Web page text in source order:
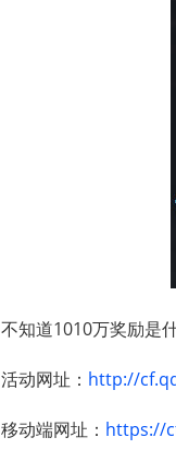
不知道1010万奖励是
活动网址： http://
移动端网址： https://